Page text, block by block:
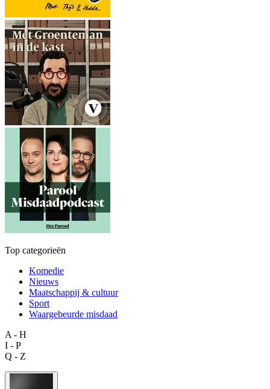
Top categorieën
Komedie
Nieuws
Maatschappij & cultuur
Sport
Waargebeurde misdaad
A - H
I - P
Q - Z